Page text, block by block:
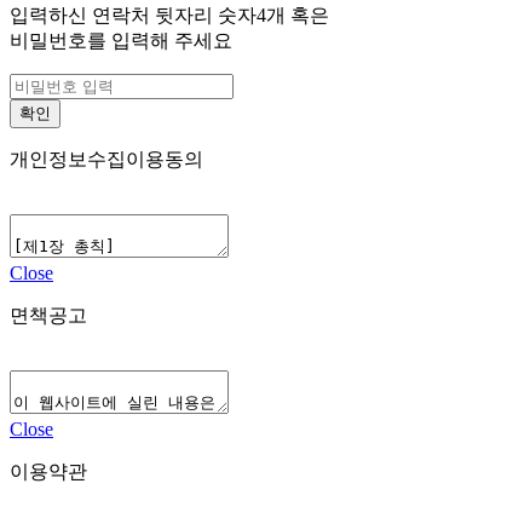
입력하신 연락처 뒷자리 숫자4개 혹은
비밀번호를 입력해 주세요
개인정보수집이용동의
Close
면책공고
Close
이용약관